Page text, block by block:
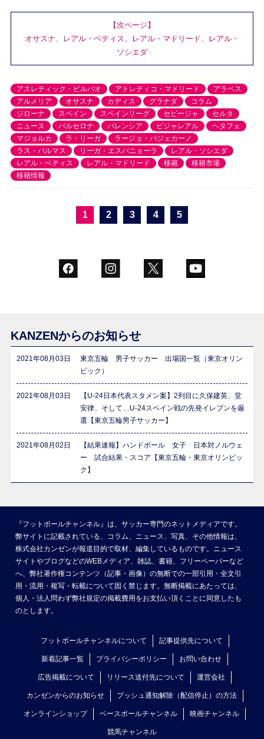
【次ページ】
オサスナ、レアル・ベティス、レアル・マドリード、レアル・
ソシエダ
アスレティック・ビルバオ アトレティコ・マドリード
アラベス
アルメリア
オサスナ カディス グラナダ
コラム
ジローナ
スペイン スペインリーグ セビージャ
セルタ
ニュース
バルセロナ バレンシア ビジャレアル
ヘタフェ
マジョルカ
ラ・リーガ
ラージョ・バジェカーノ
ラス・パルマス
リーガ・エスパニョーラ
レアル・ソシエダ
レアル・ベティス
レアル・マドリード 移籍
移籍市場
移籍情報
1 2 3 4 5
KANZENからのお知らせ
2021年08月03日
東京五輪 男子サッカー 出場国一覧（東京オリン
ピック）
2021年08月03日
【U-24日本代表スタメン案】2列目に久保建英、堂
安律、そして…U-24スペイン戦の先発イレブンを厳
選【東京五輪男子サッカー】
2021年08月02日
【結果速報】ハンドボール 女子 日本対ノルウェ
ー 試合結果・スコア【東京五輪・東京オリンピッ
ク】
『フットボールチャンネル』は、サッカー専門のネットメディアです。
弊サイトに記載されている、コラム、ニュース、写真、その他情報は、
株式会社カンゼンが報道目的で取材、編集しているものです。ニュース
サイトやブログなどのWEBメディア、雑誌、書籍、フリーペーパーなど
へ、弊社著作権コンテンツ（記事・画像）の無断での一部引用・全文引
用・流用・複写・転載について固く禁じます。無断掲載にあたっては、
個人・法人問わず弊社規定の掲載費用をお支払い頂くことに同意したも
のとします。
フットボールチャンネルについて 記事提供先について
新着記事一覧 プライバシーポリシー お問い合わせ
広告掲載について リリース送付先について 運営会社
カンゼンからのお知らせ プッシュ通知解除（配信停止）の方法
オンラインショップ ベースボールチャンネル 映画チャンネル
競馬チャンネル